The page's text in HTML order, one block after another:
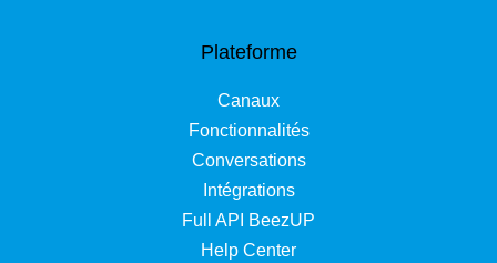
Plateforme
Canaux
Fonctionnalités
Conversations
Intégrations
Full API BeezUP
Help Center